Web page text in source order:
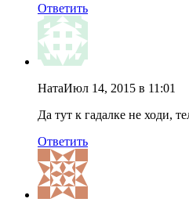
Ответить
НатаИюл 14, 2015 в 11:01
Да тут к гадалке не ходи,
Ответить